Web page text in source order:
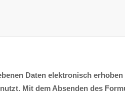
Daten elektronisch
Mit dem Absenden des